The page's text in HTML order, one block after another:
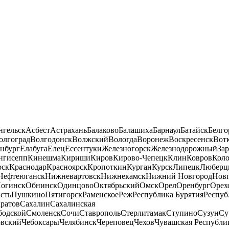
АсбестАстраханьБалаковоБалашихаБарнаулБатайск
ВолгодонскВолжскийВологдаВоронежВоскресенск
ЕлабугаЕлецЕссентукиЖелезногорскЖелезнодорожный
КинешмаКиришиКировКирово-ЧепецкКлинКовров
КраснодарКрасноярскКропоткинКурганКурскЛипецк
НижневартовскНижнекамскНижний Новгород
ОбнинскОдинцовоОктябрьскийОмскОрелОренбург
ПушкиноПятигорскРаменскоеРежРеспублика Бурятия
СахалинСахалинская
СмоленскСочиСтавропольСтерлитамакСтупиноСузун
ЧебоксарыЧелябинскЧереповецЧеховЧувашская